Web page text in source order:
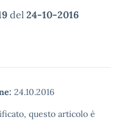
del 24-10-2016
24.10.2016
questo articolo è